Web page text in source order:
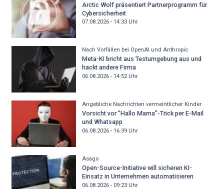
Arctic Wolf präsentiert Partnerprogramm für
Cybersicherheit
07.08.2026 - 14:33Uhr
Nach Vorfällen bei OpenAI und Anthropic
Meta-KI bricht aus Testumgebung aus und
hackt andere Firma
06.08.2026 - 14:52Uhr
Angebliche Nachrichten vermeintlicher Kinder
Vorsicht vor "Hallo Mama"-Trick per E-Mail
und Whatsapp
06.08.2026 - 16:39Uhr
Asago
Open-Source-Initiative will sicheren KI-
Einsatz in Unternehmen automatisieren
06.08.2026 - 09:23Uhr